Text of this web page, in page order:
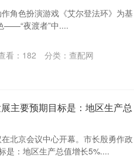
角色扮演游戏《艾尔登法环》为基
——“夜渡者”中....
看： 182 分类： 查配网
主要预期目标是：地区生产总
北京会议中心开幕。市长殷勇作政
是：地区生产总值增长5%....